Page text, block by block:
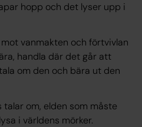
hopp och det lyser upp i
vanmakten och förtvivlan
handla där det går att
om den och bära ut den
om, elden som måste
i världens mörker.